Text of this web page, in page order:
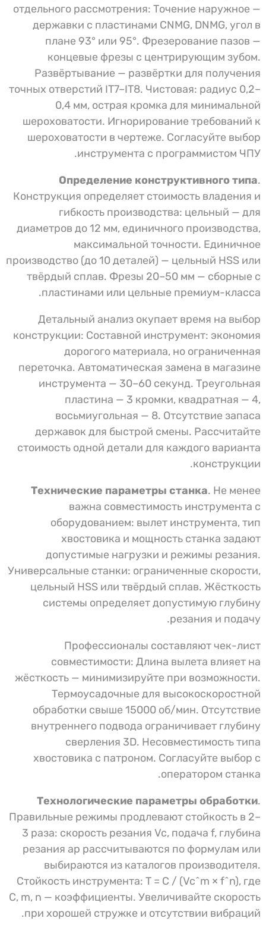
отдельного рассмотрения: Точение наружное —
державки с пластинами CNMG, DNMG, угол в
плане 93° или 95°. Фрезерование пазов —
концевые фрезы с центрирующим зубом.
Развёртывание — развёртки для получения
точных отверстий IT7–IT8. Чистовая: радиус 0,2–
0,4 мм, острая кромка для минимальной
шероховатости. Игнорирование требований к
шероховатости в чертеже. Согласуйте выбор
инструмента с программистом ЧПУ.
Определение конструктивного типа.
Конструкция определяет стоимость владения и
гибкость производства: цельный — для
диаметров до 12 мм, единичного производства,
максимальной точности. Единичное
производство (до 10 деталей) — цельный HSS или
твёрдый сплав. Фрезы 20–50 мм — сборные с
пластинами или цельные премиум-класса.
Детальный анализ окупает время на выбор
конструкции: Составной инструмент: экономия
дорогого материала, но ограниченная
переточка. Автоматическая замена в магазине
инструмента — 30–60 секунд. Треугольная
пластина — 3 кромки, квадратная — 4,
восьмиугольная — 8. Отсутствие запаса
державок для быстрой смены. Рассчитайте
стоимость одной детали для каждого варианта
конструкции.
Технические параметры станка. Не менее
важна совместимость инструмента с
оборудованием: вылет инструмента, тип
хвостовика и мощность станка задают
допустимые нагрузки и режимы резания.
Универсальные станки: ограниченные скорости,
цельный HSS или твёрдый сплав. Жёсткость
системы определяет допустимую глубину
резания и подачу.
Профессионалы составляют чек-лист
совместимости: Длина вылета влияет на
жёсткость — минимизируйте при возможности.
Термоусадочные для высокоскоростной
обработки свыше 15000 об/мин. Отсутствие
внутреннего подвода ограничивает глубину
сверления 3D. Несовместимость типа
хвостовика с патроном. Согласуйте выбор с
оператором станка.
Технологические параметры обработки.
Правильные режимы продлевают стойкость в 2–
3 раза: скорость резания Vc, подача f, глубина
резания ap рассчитываются по формулам или
выбираются из каталогов производителя.
Стойкость инструмента: T = C / (Vc^m × f^n), где
C, m, n — коэффициенты. Увеличивайте скорость
при хорошей стружке и отсутствии вибраций.